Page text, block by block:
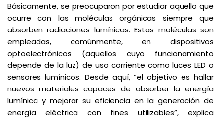
Básicamente, se preocuparon por estudiar aquello que
ocurre con las moléculas orgánicas siempre que
absorben radiaciones lumínicas. Estas moléculas son
empleadas, comúnmente, en dispositivos
optoelectrónicos (aquellos cuyo funcionamiento
depende de la luz) de uso corriente como luces LED o
sensores lumínicos. Desde aquí, “el objetivo es hallar
nuevos materiales capaces de absorber la energía
lumínica y mejorar su eficiencia en la generación de
energía eléctrica con fines utilizables”, explica